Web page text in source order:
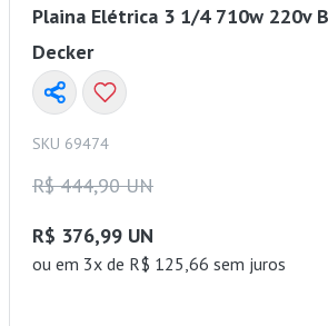
Plaina Elétrica 3 1/4 710w 220v
Decker
SKU 69474
R$ 444,90 UN
R$ 376,99 UN
ou em 3x de R$ 125,66 sem juros